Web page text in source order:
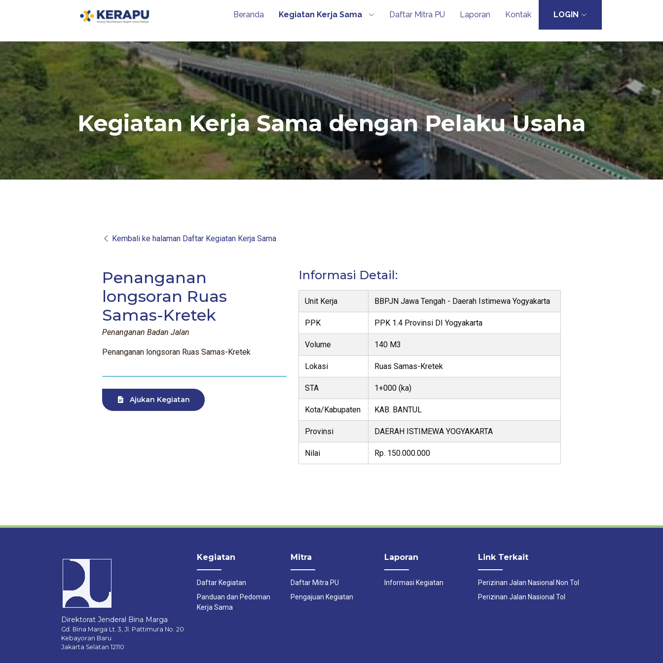
Beranda
Kegiatan Kerja Sama Daftar Mitra PU Laporan Kontak LOGIN
Kegiatan Kerja Sama dengan Pelaku Usaha
Kembali ke halaman Daftar Kegiatan Kerja Sama
Penanganan
longsoran Ruas
Samas-Kretek
Penanganan Badan Jalan
Penanganan longsoran Ruas Samas-Kretek
Ajukan Kegiatan
Informasi Detail:
Unit Kerja BBPJN Jawa Tengah - Daerah Istimewa Yogyakarta
PPK PPK 1.4 Provinsi DI Yogyakarta
Volume 140 M3
Lokasi Ruas Samas-Kretek
STA 1+000 (ka)
Kota/Kabupaten KAB. BANTUL
Provinsi DAERAH ISTIMEWA YOGYAKARTA
Nilai Rp. 150.000.000
Direktorat Jenderal Bina Marga
Gd. Bina Marga Lt. 3, Jl. Pattimura No. 20
Kebayoran Baru
Jakarta Selatan 12110
Kegiatan
Daftar Kegiatan
Panduan dan Pedoman
Kerja Sama
Mitra
Daftar Mitra PU
Pengajuan Kegiatan
Laporan
Informasi Kegiatan
Link Terkait
Perizinan Jalan Nasional Non Tol
Perizinan Jalan Nasional Tol